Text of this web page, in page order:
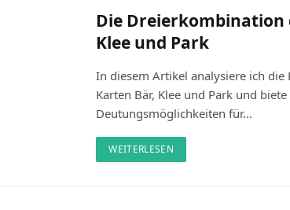
Die Dreierkombination
Klee und Park
In diesem Artikel analysiere ich
Karten Bär, Klee und Park und
Deutungsmöglichkeiten für…
WEITERLESEN